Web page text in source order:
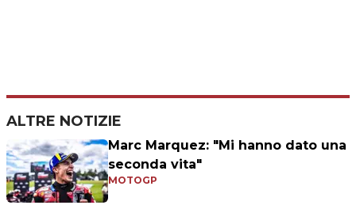
ALTRE NOTIZIE
Marc Marquez: "Mi hanno dato una
seconda vita"
MOTOGP